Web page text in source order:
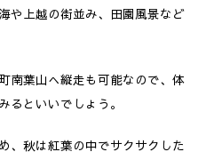
や上越の街並み、田園風景など
南葉山へ縦走も可能なので、体
るといいでしょう。
、秋は紅葉の中でサクサクした